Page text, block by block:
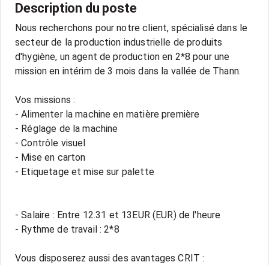
Description du poste
Nous recherchons pour notre client, spécialisé dans le
secteur de la production industrielle de produits
d'hygiène, un agent de production en 2*8 pour une
mission en intérim de 3 mois dans la vallée de Thann.
Vos missions :
- Alimenter la machine en matière première
- Réglage de la machine
- Contrôle visuel
- Mise en carton
- Etiquetage et mise sur palette
- Salaire : Entre 12.31 et 13EUR (EUR) de l'heure
- Rythme de travail : 2*8
Vous disposerez aussi des avantages CRIT :